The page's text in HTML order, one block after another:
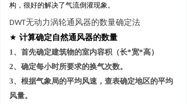
构，很好的解决了气流倒灌现象。
DWT无动力涡轮通风器的数量确定法
★ 计算确定自然通风器的数量
1 、首先确定建筑物的室内容积（长*宽*高）
2、确定每小时所要求的换气次数。
3、根据气象局的平均风速，查表确定地区的平均
风量。